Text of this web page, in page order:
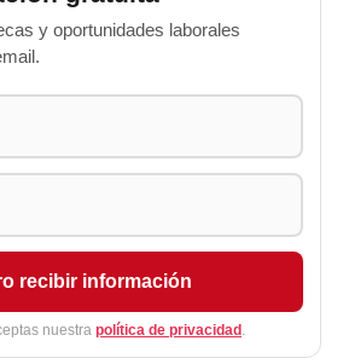
y oportunidades laborales
recibir información
nuestra política de privacidad .